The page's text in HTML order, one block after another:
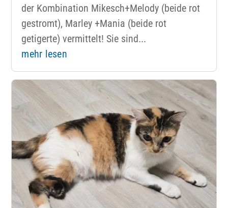
der Kombination Mikesch+Melody (beide rot
gestromt), Marley +Mania (beide rot
getigerte) vermittelt! Sie sind...
mehr lesen